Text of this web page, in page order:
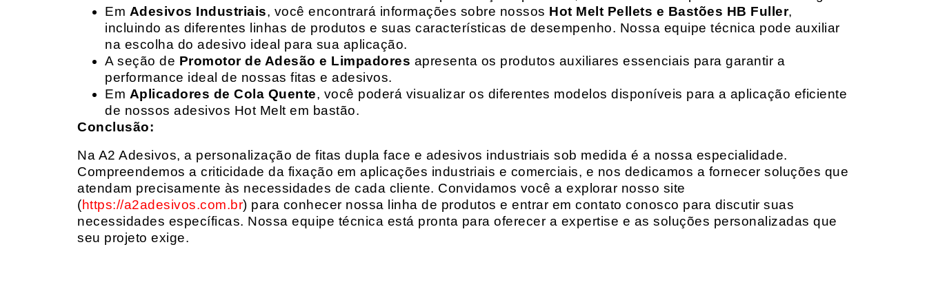
Em Adesivos Industriais, você encontrará informações sobre nossos Hot Melt Pellets e Bastões HB Fuller,
incluindo as diferentes linhas de produtos e suas características de desempenho. Nossa equipe técnica pode auxiliar
na escolha do adesivo ideal para sua aplicação.
A seção de Promotor de Adesão e Limpadores apresenta os produtos auxiliares essenciais para garantir a
performance ideal de nossas fitas e adesivos.
Em Aplicadores de Cola Quente, você poderá visualizar os diferentes modelos disponíveis para a aplicação eficiente
de nossos adesivos Hot Melt em bastão.
Conclusão:
Na A2 Adesivos, a personalização de fitas dupla face e adesivos industriais sob medida é a nossa especialidade.
Compreendemos a criticidade da fixação em aplicações industriais e comerciais, e nos dedicamos a fornecer soluções que
atendam precisamente às necessidades de cada cliente. Convidamos você a explorar nosso site
(https://a2adesivos.com.br) para conhecer nossa linha de produtos e entrar em contato conosco para discutir suas
necessidades específicas. Nossa equipe técnica está pronta para oferecer a expertise e as soluções personalizadas que
seu projeto exige.